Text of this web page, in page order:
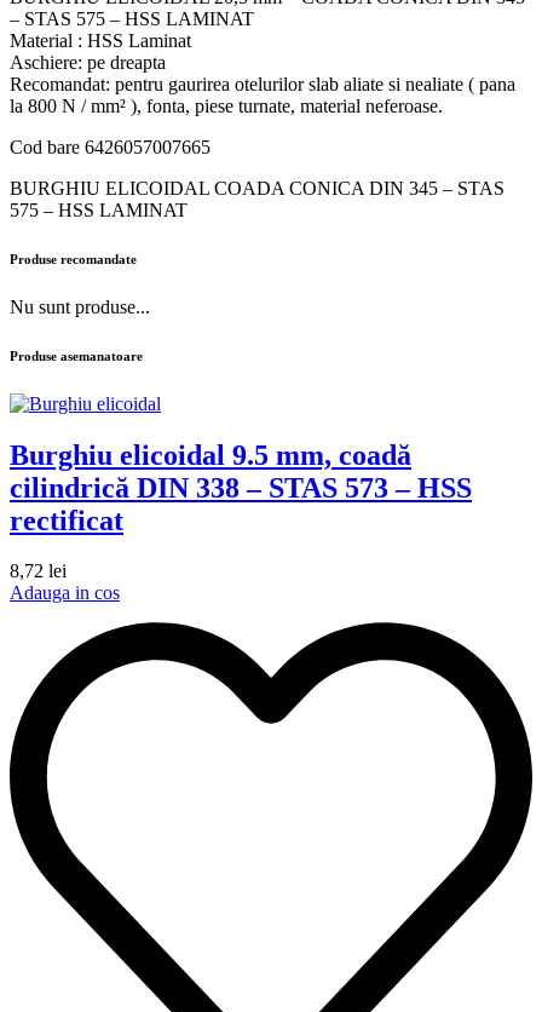
– STAS 575 – HSS LAMINAT
Material : HSS Laminat
Aschiere: pe dreapta
Recomandat: pentru gaurirea otelurilor slab aliate si nealiate ( pana
la 800 N / mm² ), fonta, piese turnate, material neferoase.
Cod bare 6426057007665
BURGHIU ELICOIDAL COADA CONICA DIN 345 – STAS
575 – HSS LAMINAT
Produse recomandate
Nu sunt produse...
Produse asemanatoare
Burghiu elicoidal 9.5 mm, coadă
cilindrică DIN 338 – STAS 573 – HSS
rectificat
8,72 lei
Adauga in cos